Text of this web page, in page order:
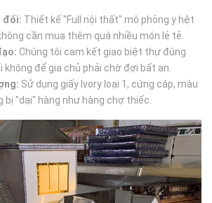
đối: Thiết kế "Full nội thất" mô phỏng y hệt
cần mua thêm quá nhiều món lẻ tẻ.
Chúng tôi cam kết giao biệt thự đúng
để gia chủ phải chờ đợi bất an.
Sử dụng giấy Ivory loại 1, cứng cáp, màu
bị "dại" hàng như hàng chợ thiếc.